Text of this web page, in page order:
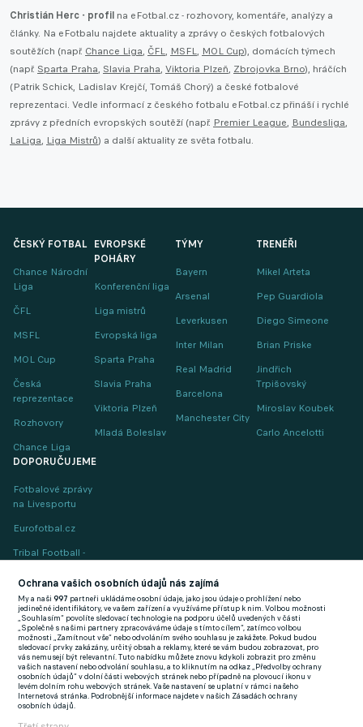
Christián Herc - profil na eFotbal.cz - rozhovory, komentáře, analýzy a
články. Na eFotbalu najdete aktuality a zprávy o českých fotbalových
soutěžích (např. Chance Liga, ČFL, MSFL, MOL Cup), domácích týmech
(např. Sparta Praha, Slavia Praha, Viktoria Plzeň, Zbrojovka Brno), hráčích
(Patrik Schick, Ladislav Krejčí, Tomáš Chorý) a české fotbalové
reprezentaci. Vedle informací z českého fotbalu eFotbal.cz přináší i rychlé
zprávy z předních evropských soutěží (např. Premier League, Bundesliga,
LaLiga, Liga Mistrů) a další aktuality ze světa fotbalu.
ČESKÝ FOTBAL
Chance Národní
Liga
ČFL
MSFL
MOL Cup
Česká
reprezentace
Rozhovory
Chance Liga
EVROPSKÉ
POHÁRY
Konferenční liga
Liga mistrů
Evropská liga
Sparta Praha
Slavia Praha
Viktoria Plzeň
Mladá Boleslav
TÝMY
Bayern
Arsenal
Leverkusen
Inter Milan
Real Madrid
Barcelona
Manchester City
TRENÉŘI
Mikel Arteta
Pep Guardiola
Diego Simeone
Brian Priske
Jindřich
Trpišovský
Miroslav Koubek
Carlo Ancelotti
DOPORUČUJEME
Fotbalové zprávy
na Livesportu
Eurofotbal.cz
Tribal Football -
(EN)
FlashFutbal (SK)
Tenisportal.cz
Tenisové zprávy
na Livesportu
Ochrana vašich osobních údajů nás zajímá
My a naši997 partneři ukládáme osobní údaje, jako jsou údaje o prohlížení nebo
jedinečné identifikátory, ve vašem zařízení a využíváme přístup k nim. Volbou možnosti
„Souhlasím“ povolíte sledovací technologie na podporu účelů uvedených v části
„Společně s našimi partnery zpracováváme údaje s tímto cílem“, zatímco volbou
možnosti „Zamítnout vše“ nebo odvoláním svého souhlasu je zakážete. Pokud budou
sledovací prvky zakázány, určitý obsah a reklamy, které se vám budou zobrazovat, pro
vás nemusejí být relevantní. Tuto nabídku můžete znovu kdykoli zobrazit pro změnu
vašich nastavení nebo odvolání souhlasu, a to kliknutím na odkaz „Předvolby ochrany
osobních údajů“ v dolní části webových stránek nebo případně na plovoucí ikonu v
levém dolním rohu webových stránek. Vaše nastavení se uplatní v rámci našeho
Internetová stránka. Podrobnější informace najdete v našich Zásadách ochrany
osobních údajů.